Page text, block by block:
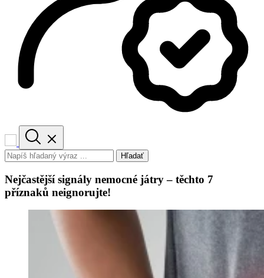
Hľadať
Nejčastější signály nemocné játry – těchto 7
příznaků neignorujte!